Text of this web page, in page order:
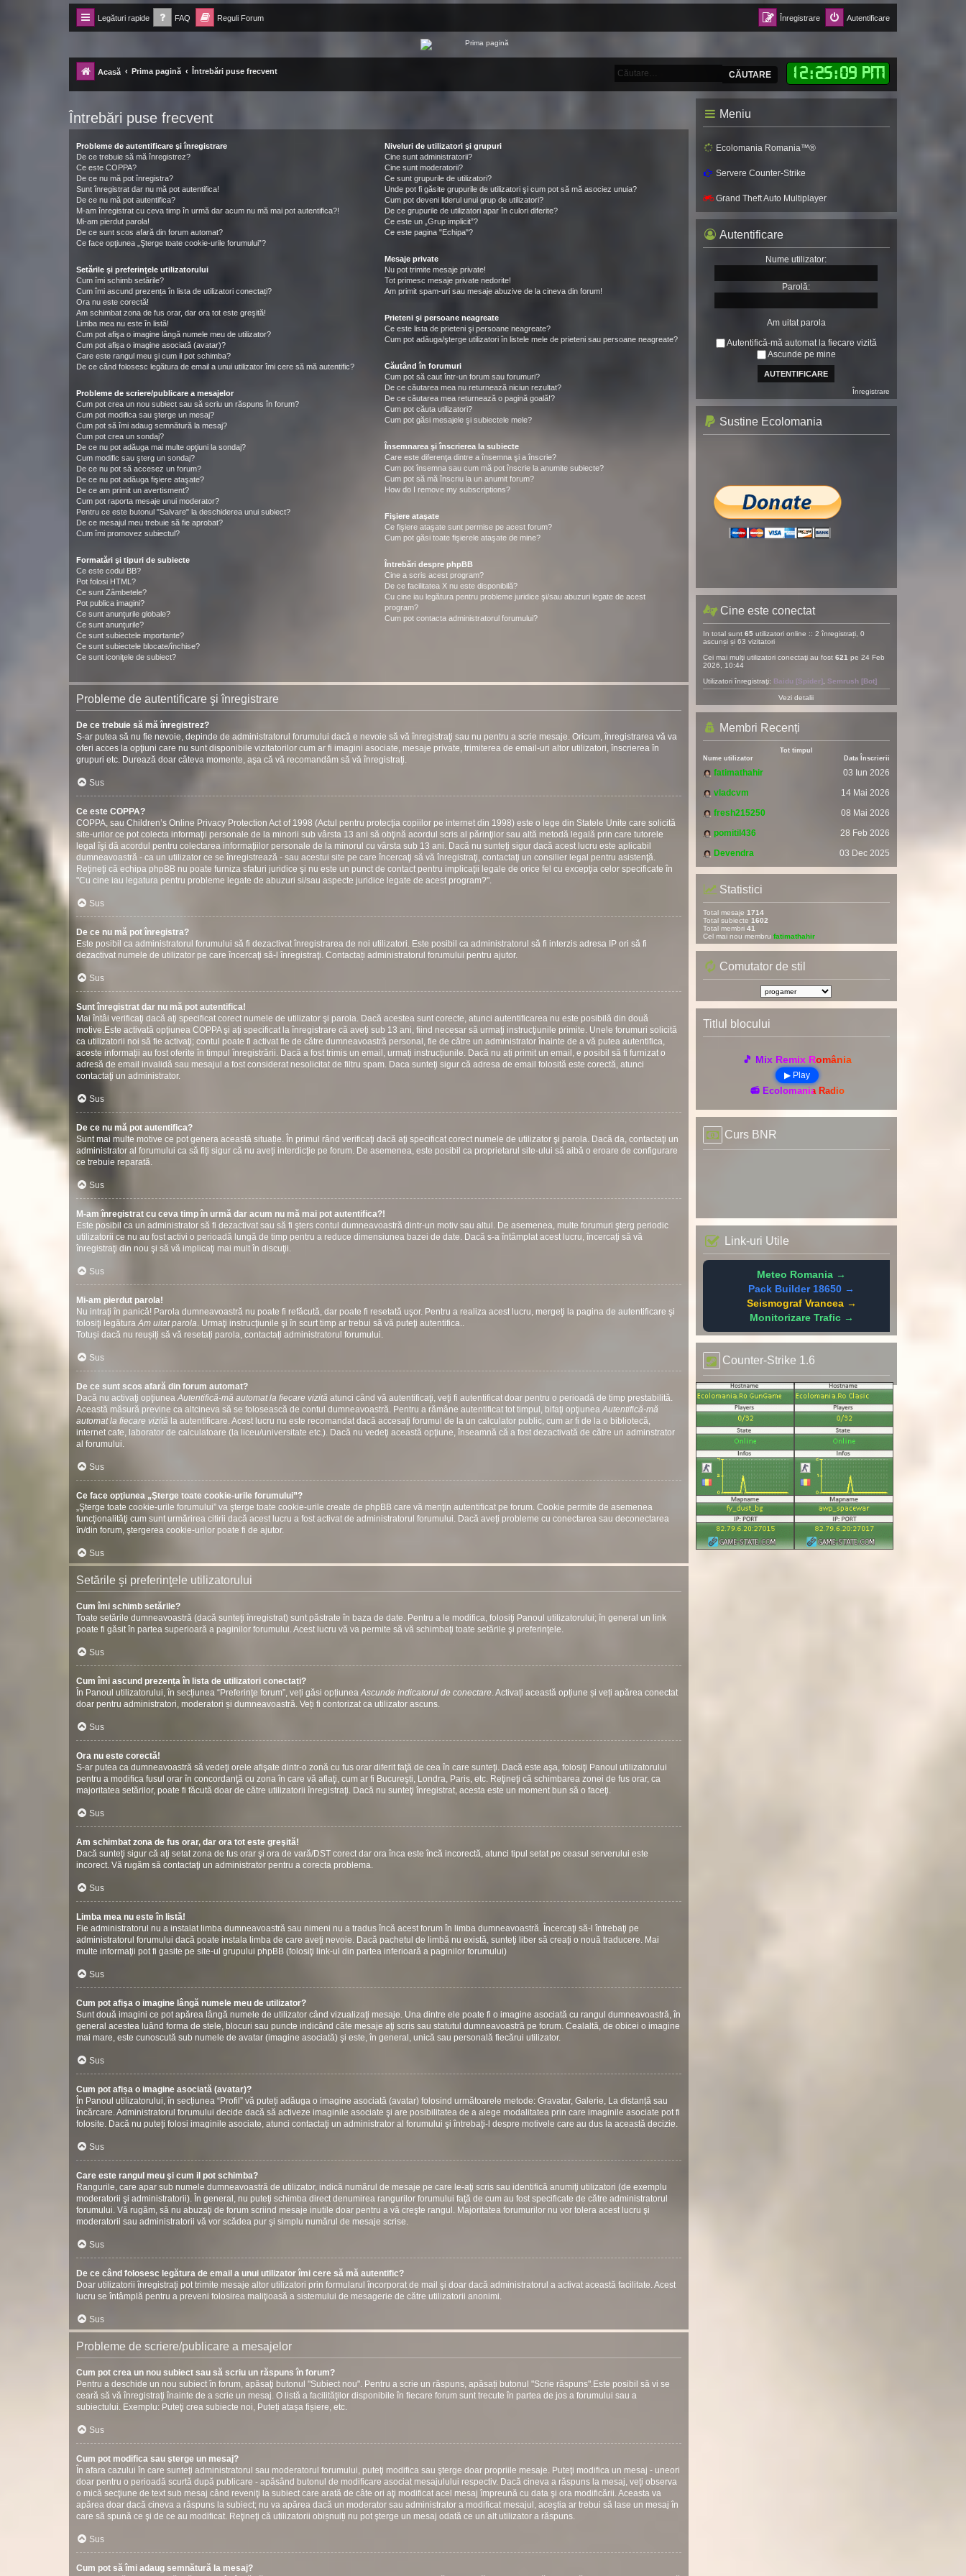
Legături rapide FAQ Reguli Forum Autentificare
Înregistrare
Forum Ecolomania™®
-= Idei pentru viitor =-
Acasă Prima pagină Întrebări puse frecvent 12:25:11 PM
CĂUTARE
Întrebări puse frecvent
Probleme de autentificare şi înregistrare
De ce trebuie să mă înregistrez?
Ce este COPPA?
De ce nu mă pot înregistra?
Sunt înregistrat dar nu mă pot autentifica!
De ce nu mă pot autentifica?
M-am înregistrat cu ceva timp în urmă dar acum nu mă mai pot autentifica?!
Mi-am pierdut parola!
De ce sunt scos afară din forum automat?
Ce face opţiunea „Şterge toate cookie-urile forumului”?
Setările şi preferinţele utilizatorului
Cum îmi schimb setările?
Cum îmi ascund prezența în lista de utilizatori conectați?
Ora nu este corectă!
Am schimbat zona de fus orar, dar ora tot este greşită!
Limba mea nu este în listă!
Cum pot afişa o imagine lângă numele meu de utilizator?
Cum pot afișa o imagine asociată (avatar)?
Care este rangul meu şi cum il pot schimba?
De ce când folosesc legătura de email a unui utilizator îmi cere să mă autentific?
Probleme de scriere/publicare a mesajelor
Cum pot crea un nou subiect sau să scriu un răspuns în forum?
Cum pot modifica sau şterge un mesaj?
Cum pot să îmi adaug semnătură la mesaj?
Cum pot crea un sondaj?
De ce nu pot adăuga mai multe opţiuni la sondaj?
Cum modific sau şterg un sondaj?
De ce nu pot să accesez un forum?
De ce nu pot adăuga fişiere ataşate?
De ce am primit un avertisment?
Cum pot raporta mesaje unui moderator?
Pentru ce este butonul "Salvare" la deschiderea unui subiect?
De ce mesajul meu trebuie să fie aprobat?
Cum îmi promovez subiectul?
Formatări şi tipuri de subiecte
Ce este codul BB?
Pot folosi HTML?
Ce sunt Zâmbetele?
Pot publica imagini?
Ce sunt anunţurile globale?
Ce sunt anunţurile?
Ce sunt subiectele importante?
Ce sunt subiectele blocate/închise?
Ce sunt iconiţele de subiect?
Niveluri de utilizatori şi grupuri
Cine sunt administratorii?
Cine sunt moderatorii?
Ce sunt grupurile de utilizatori?
Unde pot fi găsite grupurile de utilizatori şi cum pot să mă asociez unuia?
Cum pot deveni liderul unui grup de utilizatori?
De ce grupurile de utilizatori apar în culori diferite?
Ce este un „Grup implicit”?
Ce este pagina "Echipa"?
Mesaje private
Nu pot trimite mesaje private!
Tot primesc mesaje private nedorite!
Am primit spam-uri sau mesaje abuzive de la cineva din forum!
Prieteni şi persoane neagreate
Ce este lista de prieteni şi persoane neagreate?
Cum pot adăuga/şterge utilizatori în listele mele de prieteni sau persoane neagreate?
Căutând în forumuri
Cum pot să caut într-un forum sau forumuri?
De ce căutarea mea nu returnează niciun rezultat?
De ce căutarea mea returnează o pagină goală!?
Cum pot căuta utilizatori?
Cum pot găsi mesajele şi subiectele mele?
Însemnarea şi înscrierea la subiecte
Care este diferenţa dintre a însemna şi a înscrie?
Cum pot însemna sau cum mă pot înscrie la anumite subiecte?
Cum pot să mă înscriu la un anumit forum?
How do I remove my subscriptions?
Fişiere ataşate
Ce fişiere ataşate sunt permise pe acest forum?
Cum pot găsi toate fişierele ataşate de mine?
Întrebări despre phpBB
Cine a scris acest program?
De ce facilitatea X nu este disponibilă?
Cu cine iau legătura pentru probleme juridice şi/sau abuzuri legate de acest
program?
Cum pot contacta administratorul forumului?
Probleme de autentificare şi înregistrare
De ce trebuie să mă înregistrez?
S-ar putea să nu fie nevoie, depinde de administratorul forumului dacă e nevoie să vă înregistraţi sau nu pentru a scrie mesaje. Oricum, înregistrarea vă va
oferi acces la opţiuni care nu sunt disponibile vizitatorilor cum ar fi imagini asociate, mesaje private, trimiterea de email-uri altor utilizatori, înscrierea în
grupuri etc. Durează doar câteva momente, aşa că vă recomandăm să vă înregistraţi.
Sus
Ce este COPPA?
COPPA, sau Children’s Online Privacy Protection Act of 1998 (Actul pentru protecţia copiilor pe internet din 1998) este o lege din Statele Unite care solicită
site-urilor ce pot colecta informaţii personale de la minorii sub vârsta 13 ani să obţină acordul scris al părinţilor sau altă metodă legală prin care tutorele
legal îşi dă acordul pentru colectarea informaţiilor personale de la minorul cu vârsta sub 13 ani. Dacă nu sunteţi sigur dacă acest lucru este aplicabil
dumneavoastră - ca un utilizator ce se înregistrează - sau acestui site pe care încercaţi să vă înregistraţi, contactaţi un consilier legal pentru asistenţă.
Reţineţi că echipa phpBB nu poate furniza sfaturi juridice şi nu este un punct de contact pentru implicaţii legale de orice fel cu excepţia celor specificate în
"Cu cine iau legatura pentru probleme legate de abuzuri si/sau aspecte juridice legate de acest program?".
Sus
De ce nu mă pot înregistra?
Este posibil ca administratorul forumului să fi dezactivat înregistrarea de noi utilizatori. Este posibil ca administratorul să fi interzis adresa IP ori să fi
dezactivat numele de utilizator pe care încercaţi să-l înregistraţi. Contactați administratorul forumului pentru ajutor.
Sus
Sunt înregistrat dar nu mă pot autentifica!
Mai întâi verificaţi dacă aţi specificat corect numele de utilizator şi parola. Dacă acestea sunt corecte, atunci autentificarea nu este posibilă din două
motive.Este activată opţiunea COPPA şi aţi specificat la înregistrare că aveţi sub 13 ani, fiind necesar să urmaţi instrucţiunile primite. Unele forumuri solicită
ca utilizatorii noi să fie activaţi; contul poate fi activat fie de către dumneavoastră personal, fie de către un administrator înainte de a vă putea autentifica,
aceste informații au fost oferite în timpul înregistrării. Dacă a fost trimis un email, urmați instrucțiunile. Dacă nu ați primit un email, e posibil să fi furnizat o
adresă de email invalidă sau mesajul a fost considerat nesolicitat de filtru spam. Daca sunteţi sigur că adresa de email folosită este corectă, atunci
contactaţi un administrator.
Sus
De ce nu mă pot autentifica?
Sunt mai multe motive ce pot genera această situație. În primul rând verificaţi dacă aţi specificat corect numele de utilizator şi parola. Dacă da, contactaţi un
administrator al forumului ca să fiţi sigur că nu aveţi interdicţie pe forum. De asemenea, este posibil ca proprietarul site-ului să aibă o eroare de configurare
ce trebuie reparată.
Sus
M-am înregistrat cu ceva timp în urmă dar acum nu mă mai pot autentifica?!
Este posibil ca un administrator să fi dezactivat sau să fi şters contul dumneavoastră dintr-un motiv sau altul. De asemenea, multe forumuri şterg periodic
utilizatorii ce nu au fost activi o perioadă lungă de timp pentru a reduce dimensiunea bazei de date. Dacă s-a întâmplat acest lucru, încercaţi să vă
înregistraţi din nou şi să vă implicaţi mai mult în discuţii.
Sus
Mi-am pierdut parola!
Nu intraţi în panică! Parola dumneavoastră nu poate fi refăcută, dar poate fi resetată uşor. Pentru a realiza acest lucru, mergeţi la pagina de autentificare şi
folosiţi legăturaAm uitat parola. Urmaţi instrucţiunile şi în scurt timp ar trebui să vă puteţi autentifica..
Totuși dacă nu reușiți să vă resetați parola, contactați administratorul forumului.
Sus
De ce sunt scos afară din forum automat?
Dacă nu activaţi opţiuneaAutentifică-mă automat la fiecare vizită atunci când vă autentificaţi, veţi fi autentificat doar pentru o perioadă de timp prestabilită.
Această măsură previne ca altcineva să se folosească de contul dumneavoastră. Pentru a rămâne autentificat tot timpul, bifaţi opţiuneaAutentifică-mă
automat la fiecare vizită la autentificare. Acest lucru nu este recomandat dacă accesaţi forumul de la un calculator public, cum ar fi de la o bibliotecă,
internet cafe, laborator de calculatoare (la liceu/universitate etc.). Dacă nu vedeţi această opţiune, înseamnă că a fost dezactivată de către un adminstrator
al forumului.
Sus
Ce face opţiunea „Şterge toate cookie-urile forumului”?
„Şterge toate cookie-urile forumului” va şterge toate cookie-urile create de phpBB care vă menţin autentificat pe forum. Cookie permite de asemenea
funcţionalităţi cum sunt urmărirea citirii dacă acest lucru a fost activat de administratorul forumului. Dacă aveţi probleme cu conectarea sau deconectarea
în/din forum, ştergerea cookie-urilor poate fi de ajutor.
Sus
Setările şi preferinţele utilizatorului
Cum îmi schimb setările?
Toate setările dumneavoastră (dacă sunteţi înregistrat) sunt păstrate în baza de date. Pentru a le modifica, folosiţi Panoul utilizatorului; în general un link
poate fi găsit în partea superioară a paginilor forumului. Acest lucru vă va permite să vă schimbaţi toate setările şi preferinţele.
Sus
Cum îmi ascund prezența în lista de utilizatori conectați?
În Panoul utilizatorului, în secțiunea “Preferinţe forum”, veți găsi opțiuneaAscunde indicatorul de conectare. Activați această opțiune și veți apărea conectat
doar pentru administratori, moderatori și dumneavoastră. Veți fi contorizat ca utilizator ascuns.
Sus
Ora nu este corectă!
S-ar putea ca dumneavoastră să vedeţi orele afişate dintr-o zonă cu fus orar diferit faţă de cea în care sunteţi. Dacă este aşa, folosiţi Panoul utilizatorului
pentru a modifica fusul orar în concordanţă cu zona în care vă aflaţi, cum ar fi Bucureşti, Londra, Paris, etc. Reţineţi că schimbarea zonei de fus orar, ca
majoritatea setărilor, poate fi făcută doar de către utilizatorii înregistraţi. Dacă nu sunteţi înregistrat, acesta este un moment bun să o faceţi.
Sus
Am schimbat zona de fus orar, dar ora tot este greşită!
Dacă sunteţi sigur că aţi setat zona de fus orar şi ora de vară/DST corect dar ora înca este încă incorectă, atunci tipul setat pe ceasul serverului este
incorect. Vă rugăm să contactaţi un administrator pentru a corecta problema.
Sus
Limba mea nu este în listă!
Fie administratorul nu a instalat limba dumneavoastră sau nimeni nu a tradus încă acest forum în limba dumneavoastră. Încercaţi să-l întrebaţi pe
administratorul forumului dacă poate instala limba de care aveţi nevoie. Dacă pachetul de limbă nu există, sunteţi liber să creaţi o nouă traducere. Mai
multe informaţii pot fi gasite pe site-ul grupului phpBB (folosiţi link-ul din partea inferioară a paginilor forumului)
Sus
Cum pot afişa o imagine lângă numele meu de utilizator?
Sunt două imagini ce pot apărea lângă numele de utilizator când vizualizaţi mesaje. Una dintre ele poate fi o imagine asociată cu rangul dumneavoastră, în
general acestea luând forma de stele, blocuri sau puncte indicând câte mesaje aţi scris sau statutul dumneavoastră pe forum. Cealaltă, de obicei o imagine
mai mare, este cunoscută sub numele de avatar (imagine asociată) şi este, în general, unică sau personală fiecărui utilizator.
Sus
Cum pot afișa o imagine asociată (avatar)?
În Panoul utilizatorului, în secțiunea “Profil” vă puteți adăuga o imagine asociată (avatar) folosind următoarele metode: Gravatar, Galerie, La distanță sau
Încărcare. Administratorul forumului decide dacă să activeze imaginile asociate şi are posibilitatea de a alege modalitatea prin care imaginile asociate pot fi
folosite. Dacă nu puteţi folosi imaginile asociate, atunci contactaţi un administrator al forumului şi întrebaţi-l despre motivele care au dus la această decizie.
Sus
Care este rangul meu şi cum il pot schimba?
Rangurile, care apar sub numele dumneavoastră de utilizator, indică numărul de mesaje pe care le-aţi scris sau identifică anumiţi utilizatori (de exemplu
moderatorii şi administratorii). În general, nu puteţi schimba direct denumirea rangurilor forumului faţă de cum au fost specificate de către administratorul
forumului. Vă rugăm, să nu abuzaţi de forum scriind mesaje inutile doar pentru a vă creşte rangul. Majoritatea forumurilor nu vor tolera acest lucru şi
moderatorii sau administratorii vă vor scădea pur şi simplu numărul de mesaje scrise.
Sus
De ce când folosesc legătura de email a unui utilizator îmi cere să mă autentific?
Doar utilizatorii înregistraţi pot trimite mesaje altor utilizatori prin formularul încorporat de mail şi doar dacă administratorul a activat această facilitate. Acest
lucru se întâmplă pentru a preveni folosirea maliţioasă a sistemului de mesagerie de către utilizatorii anonimi.
Sus
Probleme de scriere/publicare a mesajelor
Cum pot crea un nou subiect sau să scriu un răspuns în forum?
Pentru a deschide un nou subiect în forum, apăsaţi butonul "Subiect nou". Pentru a scrie un răspuns, apăsați butonul "Scrie răspuns".Este posibil să vi se
ceară să vă înregistraţi înainte de a scrie un mesaj. O listă a facilităţilor disponibile în fiecare forum sunt trecute în partea de jos a forumului sau a
subiectului. Exemplu: Puteţi crea subiecte noi, Puteți atașa fișiere, etc.
Sus
Cum pot modifica sau şterge un mesaj?
În afara cazului în care sunteţi administratorul sau moderatorul forumului, puteţi modifica sau şterge doar propriile mesaje. Puteţi modifica un mesaj - uneori
doar pentru o perioadă scurtă după publicare - apăsând butonul de modificare asociat mesajulului respectiv. Dacă cineva a răspuns la mesaj, veţi observa
o mică secţiune de text sub mesaj când reveniţi la subiect care arată de câte ori aţi modificat acel mesaj împreună cu data şi ora modificării. Aceasta va
apărea doar dacă cineva a răspuns la subiect; nu va apărea dacă un moderator sau administrator a modificat mesajul, aceştia ar trebui să lase un mesaj în
care să spună ce şi de ce au modificat. Reţineţi că utilizatorii obișnuiți nu pot şterge un mesaj odată ce un alt utilizator a răspuns.
Sus
Cum pot să îmi adaug semnătură la mesaj?
Meniu
Ecolomania Romania™®
Servere Counter-Strike
Grand Theft Auto Multiplayer
Autentificare
Nume utilizator:
Parolă:
Am uitat parola
Autentifică-mă automat la fiecare vizită
Ascunde pe mine
Înregistrare
Sustine Ecolomania
Cine este conectat
In total sunt 65utilizatori online :: 2 înregistrați, 0
ascunși și 63 vizitatori
Cei mai mulţi utilizatori conectaţi au fost 621 pe 24 Feb
2026, 10:44
Utilizatori înregistraţi: Baidu [Spider], Semrush [Bot]
Vezi detalii
Membri Recenți
Tot timpul
Nume utilizator
Data Înscrierii
fatimathahir
03 Iun 2026
vladcvm
14 Mai 2026
fresh215250
08 Mai 2026
pomitil436
28 Feb 2026
Devendra
03 Dec 2025
Statistici
Total mesaje 1714
Total subiecte 1602
Total membri 41
Cel mai nou membru fatimathahir
Comutator de stil
Titlul blocului
🎵 Mix Remix România
▶ Play
📻 Ecolomania Radio
Curs BNR
Link-uri Utile
Meteo Romania →
Pack Builder 18650 →
Seismograf Vrancea →
Monitorizare Trafic →
Counter-Strike 1.6